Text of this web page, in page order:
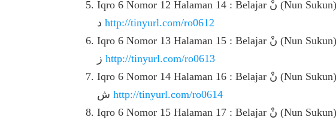
Iqro 6 Nomor 12 Halaman 14 : Belajar نْ (Nun Sukun) atau Tanwin Bertemu ج
http://tinyurl.com/ro0612
Iqro 6 Nomor 13 Halaman 15 : Belajar نْ (Nun Sukun) atau Tanwin Bertemu ذ
http://tinyurl.com/ro0613
Iqro 6 Nomor 14 Halaman 16 : Belajar نْ (Nun Sukun) atau Tanwin Bertemu س
http://tinyurl.com/ro0614
Iqro 6 Nomor 15 Halaman 17 : Belajar نْ (Nun Sukun) atau Tanwin Bertemu ص